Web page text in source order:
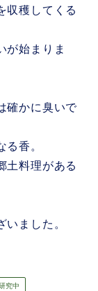
収穫してくる
が始まりま
確かに臭いで
香。
土料理がある
ました。
究中